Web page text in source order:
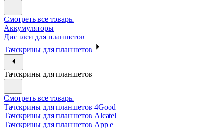
Смотреть все товары
Аккумуляторы
Дисплеи для планшетов
Тачскрины для планшетов
Тачскрины для планшетов
Смотреть все товары
Тачскрины для планшетов 4Good
Тачскрины для планшетов Alcatel
Тачскрины для планшетов Apple